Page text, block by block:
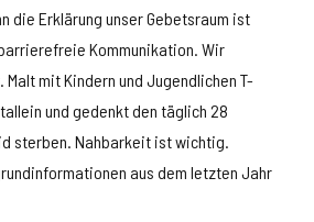
die Erklärung unser Gebetsraum ist
Kommunikation. Wir
mit Kindern und Jugendlichen T-
und gedenkt den täglich 28
sterben. Nahbarkeit ist wichtig.
aus dem letzten Jahr